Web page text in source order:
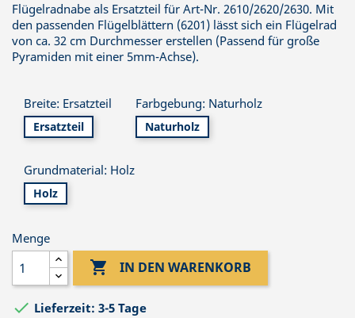
Flügelradnabe als Ersatzteil für Art-Nr. 2610/2620/2630. Mit
den passenden Flügelblättern (6201) lässt sich ein Flügelrad
von ca. 32 cm Durchmesser erstellen (Passend für große
Pyramiden mit einer 5mm-Achse).
Breite: Ersatzteil
Ersatzteil
Farbgebung: Naturholz
Naturholz
Grundmaterial: Holz
Holz
Menge
 IN DEN WARENKORB
 Lieferzeit: 3-5 Tage